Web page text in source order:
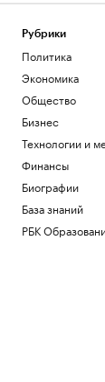
Рубрики
Политика
Экономика
Общество
Бизнес
Технологии и
Финансы
Биографии
База знаний
РБК